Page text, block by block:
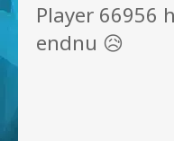
Player 66956
endnu 😥